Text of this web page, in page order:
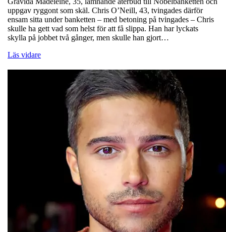
uppgav ryggont som skäl. Chris O’Neill, 43, tvingades därför
ensam sitta under banketten – med betoning på tvingades – Chris
skulle ha gett vad som helst för att få slippa. Han har lyckats
skylla på jobbet två gånger, men skulle han gjort…
Läs vidare